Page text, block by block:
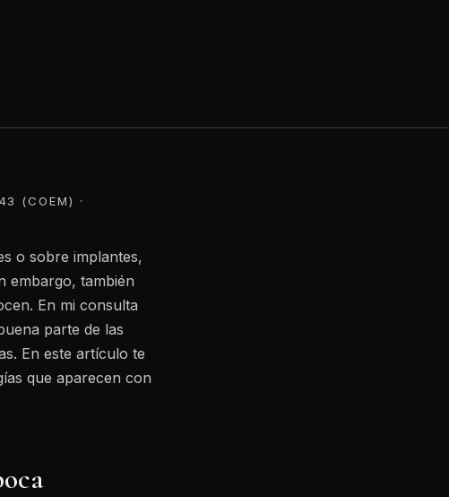
(COEM) ·
o sobre implantes,
embargo, también
En mi consulta
parte de las
En este artículo te
que aparecen con